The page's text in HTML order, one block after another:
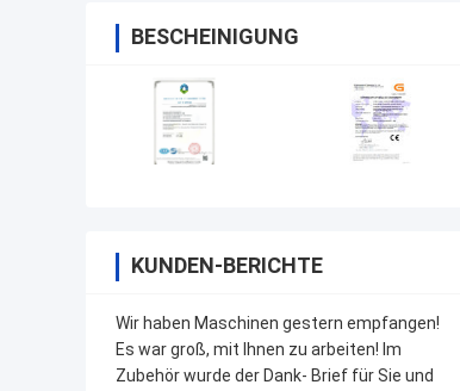
BESCHEINIGUNG
KUNDEN-BERICHTE
Wir haben Maschinen gestern empfangen!
Es war groß, mit Ihnen zu arbeiten! Im
Zubehör wurde der Dank- Brief für Sie und